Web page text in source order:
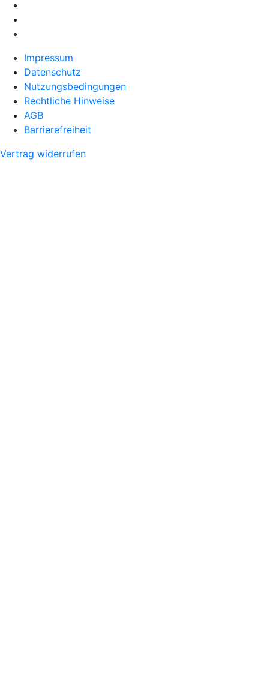
Impressum
Datenschutz
Nutzungsbedingungen
Rechtliche Hinweise
AGB
Barrierefreiheit
Vertrag widerrufen